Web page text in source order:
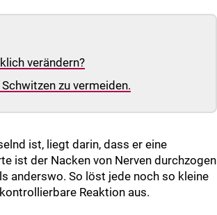
verändern?
zu vermeiden.
ist, liegt darin, dass er eine
ist der Nacken von Nerven durchzogen
anderswo. So löst jede noch so kleine
Reaktion aus.